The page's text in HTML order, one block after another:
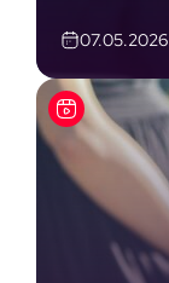
07.05.2026